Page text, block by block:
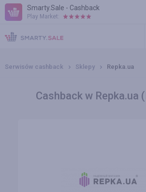
Smarty.Sale - Cashback
Play Market:
POMOC
WARUNKI
Serwisów cashback Sklepy Repka.ua
Cashback w Repka.ua